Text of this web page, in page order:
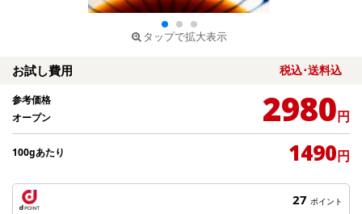
タップで拡大表示
お試し費用 税込･送料込
参考価格
オープン
2980円
100gあたり 1490円
27 ポイント